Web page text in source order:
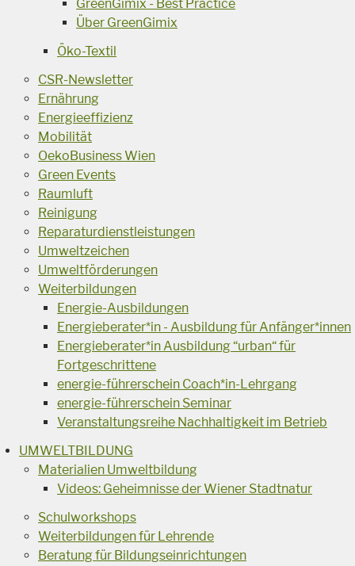
GreenGimix - Best Practice
Über GreenGimix
Öko-Textil
CSR-Newsletter
Ernährung
Energieeffizienz
Mobilität
OekoBusiness Wien
Green Events
Raumluft
Reinigung
Reparaturdienstleistungen
Umweltzeichen
Umweltförderungen
Weiterbildungen
Energie-Ausbildungen
Energieberater*in - Ausbildung für Anfänger*innen
Energieberater*in Ausbildung “urban“ für
Fortgeschrittene
energie-führerschein Coach*in-Lehrgang
energie-führerschein Seminar
Veranstaltungsreihe Nachhaltigkeit im Betrieb
UMWELTBILDUNG
Materialien Umweltbildung
Videos: Geheimnisse der Wiener Stadtnatur
Schulworkshops
Weiterbildungen für Lehrende
Beratung für Bildungseinrichtungen